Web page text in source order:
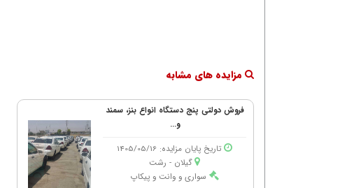
مزایده های مشابه
فروش دولتی پنج دستگاه انواع بنز، سمند
و...
تاریخ پایان مزایده: 1405/05/16
گیلان - رشت
سواری و وانت و پیکاپ